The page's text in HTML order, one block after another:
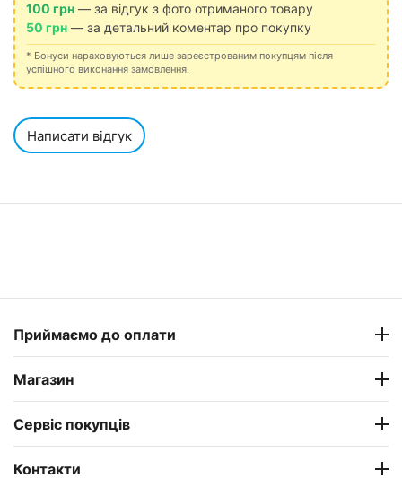
100 грн — за відгук з фото отриманого товару
50 грн — за детальний коментар про покупку
* Бонуси нараховуються лише зареєстрованим покупцям після
успішного виконання замовлення.
Написати відгук
Приймаємо до оплати
Магазин
Сервіс покупців
Контакти